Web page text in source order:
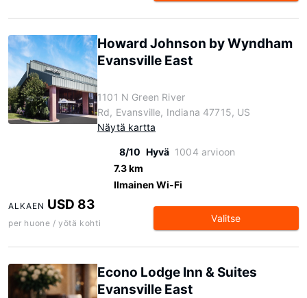
Howard Johnson by Wyndham
Evansville East
1101 N Green River
Rd, Evansville, Indiana 47715, US
Näytä kartta
8/10 Hyvä 1004 arvioon
7.3 km
Ilmainen Wi-Fi
ALKAEN USD 83
per huone / yötä kohti Valitse
Econo Lodge Inn & Suites
Evansville East